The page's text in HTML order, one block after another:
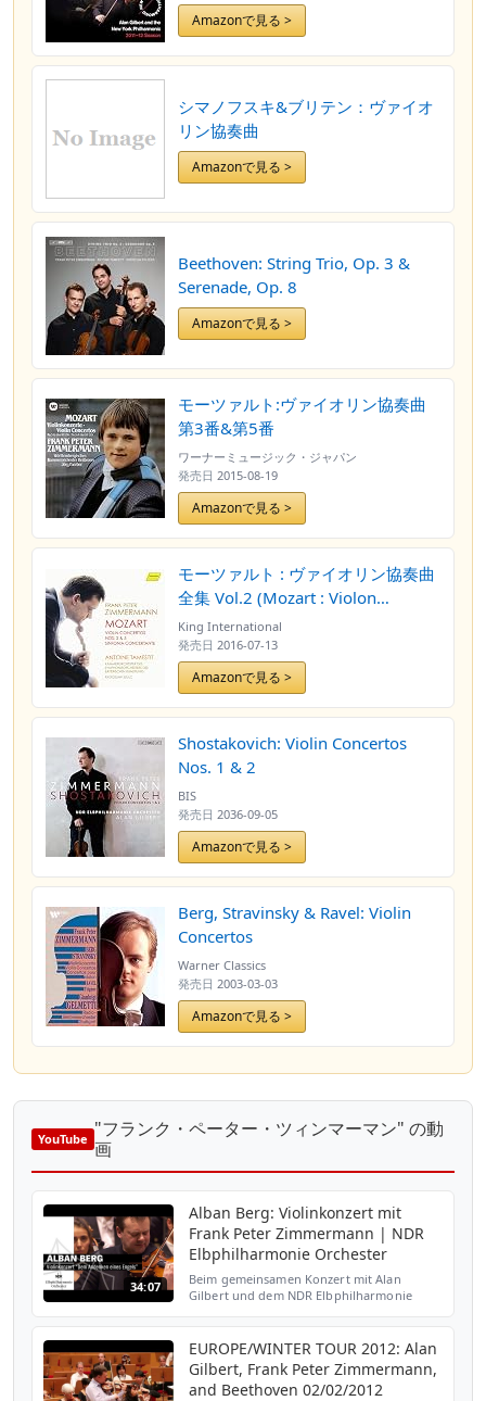
Amazonで見る >
シマノフスキ&ブリテン：ヴァイオ
リン協奏曲
Amazonで見る >
Beethoven: String Trio, Op. 3 &
Serenade, Op. 8
Amazonで見る >
モーツァルト:ヴァイオリン協奏曲
第3番&第5番
ワーナーミュージック・ジャパン
発売日 2015-08-19
Amazonで見る >
モーツァルト : ヴァイオリン協奏曲
全集 Vol.2 (Mozart : Violon
Concertos Nos. 2 & 5, Sinfonia
Concertanite / Frank Peter
Zimmermann | Antoine Tamestit |
Radoslaw Szulc |
Symphonieorchesters des
Bayerischen Rundfunks) [輸入盤]
[日本語帯・解説付]
King International
発売日 2016-07-13
Amazonで見る >
Shostakovich: Violin Concertos
Nos. 1 & 2
BIS
発売日 2036-09-05
Amazonで見る >
Berg, Stravinsky & Ravel: Violin
Concertos
Warner Classics
発売日 2003-03-03
Amazonで見る >
YouTube "フランク・ペーター・ツィンマーマン" の動
画
34:07
Alban Berg: Violinkonzert mit
Frank Peter Zimmermann | NDR
Elbphilharmonie Orchester
Beim gemeinsamen Konzert mit Alan
Gilbert und dem NDR Elbphilharmonie
Violinkonzert "Dem Andenken eines Engel...
EUROPE/WINTER TOUR 2012: Alan
Gilbert, Frank Peter Zimmermann,
and Beethoven 02/02/2012